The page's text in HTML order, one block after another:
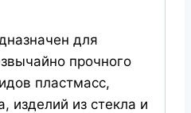
для
прочного
пластмасс,
изделий из стекла и